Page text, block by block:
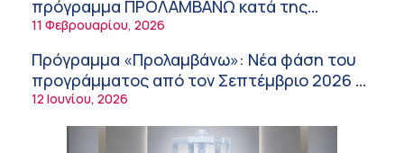
Υπάρχει τελικά «δίαιτα θυρεοειδούς»; Τι
λέει η επιστήμη για τη διατροφή και τα
συμπληρώματα
7:38 πμ
Πυρκαγιά στη Δυτική Αττική: Οι κίνδυνοι για
τη δημόσια υγεία
πρόγραμμα ΠΡΟΛΑΜΒΑΝΩ κατά της
παχυσαρκίας
11 Φεβρουαρίου, 2026
Πρόγραμμα «Προλαμβάνω»: Νέα φάση του
προγράμματος από τον Σεπτέμβριο 2026 –
Δωρεάν προληπτικές εξετάσεις έως το
2030
12 Ιουνίου, 2026